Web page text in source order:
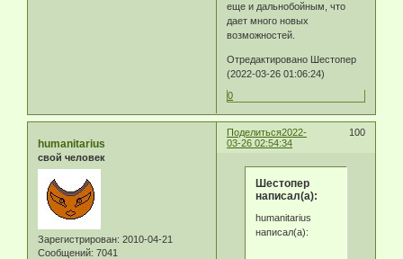
еще и дальнобойным, что
дает много новых
возможностей.
Отредактировано Шестопер
(2022-03-26 01:06:24)
0
Поделиться 100
2022-
03-26 02:54:34
humanitarius
свой человек
Зарегистрирован: 2010-04-21
Сообщений: 7041
Шестопер
написал(а):
humanitarius
написал(а):